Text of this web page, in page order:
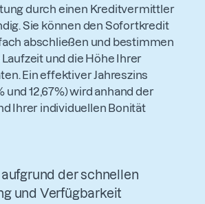
durch einen Kreditvermittler
Sie können den Sofortkredit
abschließen und bestimmen
und die Höhe Ihrer
Ein effektiver Jahreszins
und 12,67%) wird anhand der
Ihrer individuellen Bonität
der schnellen
und Verfügbarkeit